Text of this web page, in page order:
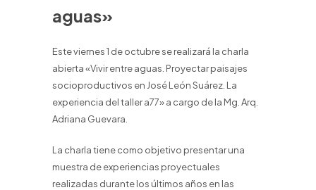
aguas»
Este viernes 1 de octubre se realizará la charla
abierta «Vivir entre aguas. Proyectar paisajes
socioproductivos en José León Suárez. La
experiencia del taller a77» a cargo de la Mg. Arq.
Adriana Guevara.
La charla tiene como objetivo presentar una
muestra de experiencias proyectuales
realizadas durante los últimos años en las